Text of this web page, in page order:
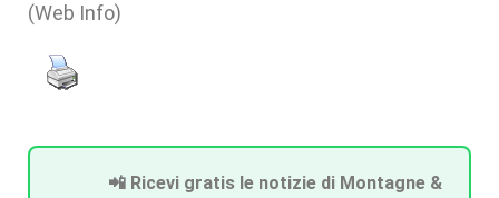
(Web Info)
📲 Ricevi gratis le notizie di Montagne &